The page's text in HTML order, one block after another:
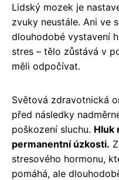
Lidský mozek je
zvuky neustále. Ani ve
dlouhodobé vystavení
stres – tělo zůstává v
měli odpočívat.
Světová zdravotnická
před následky
poškození sluchu. Hluk
permanentní úzkosti.
stresového hormonu,
pomáhá, ale